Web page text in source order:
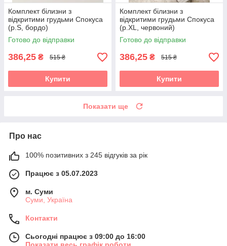
Комплект білизни з
відкритими грудьми Спокуса
(р.S, бордо)
Готово до відправки
386,25 ₴ 515 ₴
Купити
Комплект білизни з
відкритими грудьми Спокуса
(р.XL, червоний)
Готово до відправки
386,25 ₴ 515 ₴
Купити
Показати ще
Про нас
100% позитивних з 245 відгуків за рік
Працює з 05.07.2023
м. Суми
Суми, Україна
Контакти
Сьогодні працює з 09:00 до 16:00